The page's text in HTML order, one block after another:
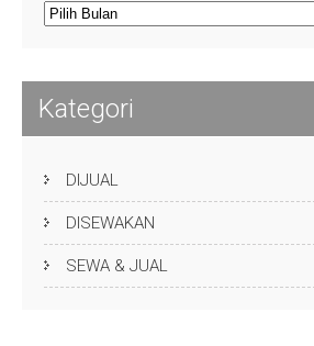
Arsip
Kategori
DIJUAL
DISEWAKAN
SEWA & JUAL